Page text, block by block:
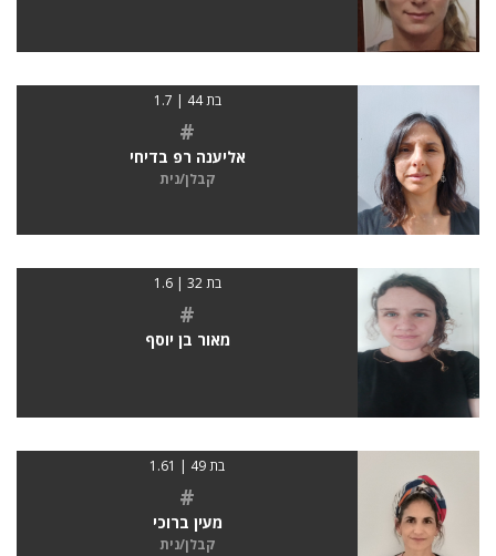
בת 44 | 1.7
#
אליענה רפ בדיחי
קבלן/נית
בת 32 | 1.6
#
מאור בן יוסף
בת 49 | 1.61
#
מעין ברוכי
קבלן/נית